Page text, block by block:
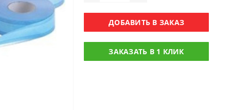
ДОБАВИТЬ В ЗАКАЗ
ЗАКАЗАТЬ В 1 КЛИК